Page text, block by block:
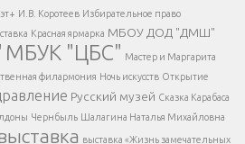
</div > </div >
И.В. Коротеев Избирательное право
Красная ярмарка МБОУ ДОД "ДМШ"
МБУК "ЦБС" Мастер и Маргарита
филармония Ночь искусств Открытие
Русский музей Сказка Карабаса
Чернбыль Шалагина Наталья Михайловна
выставка «Жизнь замечательных